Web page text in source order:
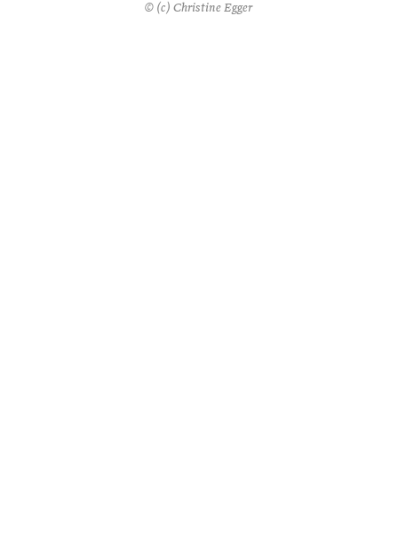
© (c) Christine Egger